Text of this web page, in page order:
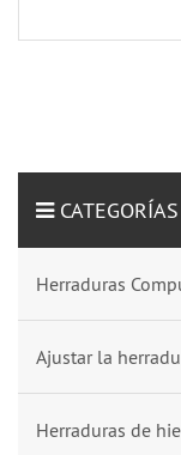
CATEGORÍAS
Herraduras
Ajustar la
Herraduras de